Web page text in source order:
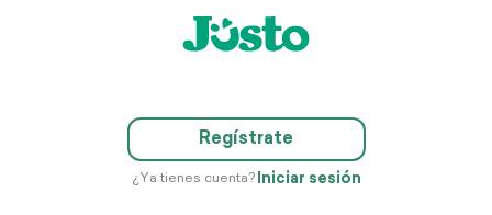
Regístrate
¿Ya tienes cuenta? Iniciar sesión